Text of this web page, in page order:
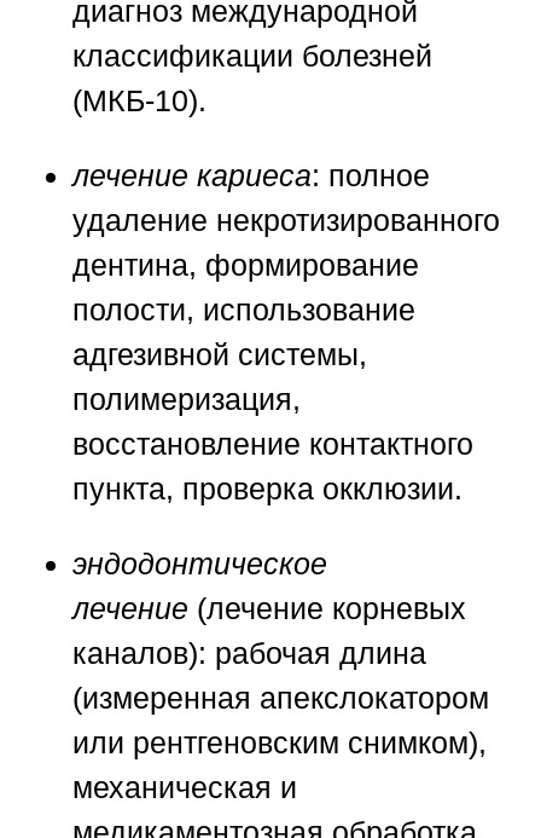
диагноз международной
классификации болезней
(МКБ-10).
лечение кариеса: полное
удаление некротизированного
дентина, формирование
полости, использование
адгезивной системы,
полимеризация,
восстановление контактного
пункта, проверка окклюзии.
эндодонтическое
лечение (лечение корневых
каналов): рабочая длина
(измеренная апекслокатором
или рентгеновским снимком),
механическая и